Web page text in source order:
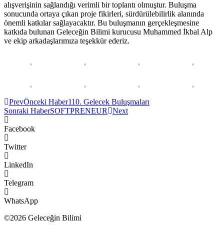
alışverişinin sağlandığı verimli bir toplantı olmuştur. Buluşma
sonucunda ortaya çıkan proje fikirleri, sürdürülebilirlik alanında
önemli katkılar sağlayacaktır. Bu buluşmanın gerçekleşmesine
katkıda bulunan Geleceğin Bilimi kurucusu Muhammed İkbal Alp
ve ekip arkadaşlarımıza teşekkür ederiz.
PrevÖnceki Haber110. Gelecek Buluşmaları
Sonraki HaberSOFTPRENEUR Next
Facebook
Twitter
LinkedIn
Telegram
WhatsApp
©2026 Geleceğin Bilimi